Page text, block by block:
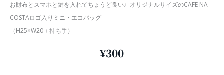
お財布とスマホと鍵を入れてちょうど良い♩オリジナルサイズのCAFE NA
COSTAロゴ入りミニ・エコバッグ
（H25×W20＋持ち手）
¥300